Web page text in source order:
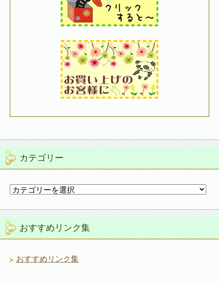
カテゴリー
カ
ゴ
リ
ー おすすめリンク集
おすすめリンク集